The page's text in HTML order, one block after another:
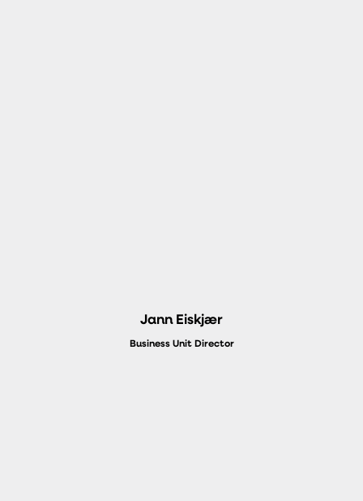
Jann Eiskjær
Business Unit Director